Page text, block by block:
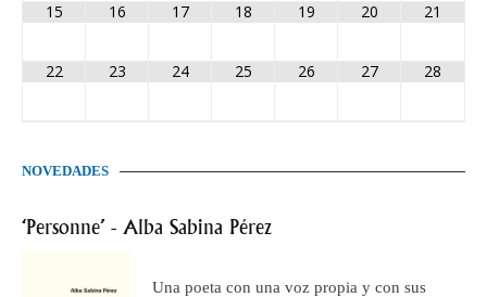
15 16 17 18 19 20 21
22 23 24 25 26 27 28
NOVEDADES
‘Personne’ - Alba Sabina Pérez
Una poeta con una voz propia y con sus